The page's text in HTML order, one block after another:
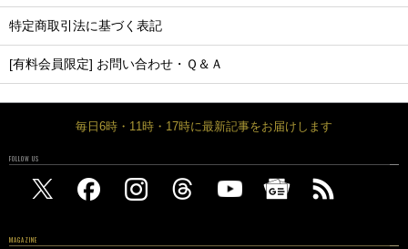
特定商取引法に基づく表記
[有料会員限定] お問い合わせ・Ｑ＆Ａ
毎日6時・11時・17時に最新記事をお届けします
FOLLOW US
MAGAZINE